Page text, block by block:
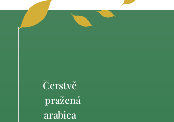
Čerstvě
pražená
arabica